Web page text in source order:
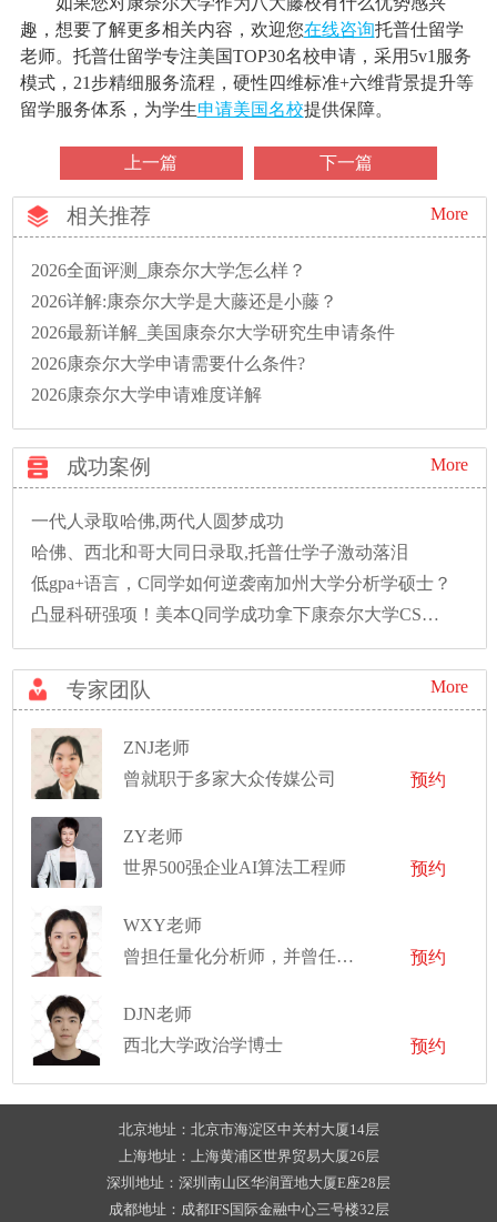
趣，想要了解更多相关内容，欢迎您在线咨询托普仕留学
老师。托普仕留学专注美国TOP30名校申请，采用5v1服务
模式，21步精细服务流程，硬性四维标准+六维背景提升等
留学服务体系，为学生申请美国名校提供保障。
上一篇 下一篇
相关推荐 More
2026全面评测_康奈尔大学怎么样？
2026详解:康奈尔大学是大藤还是小藤？
2026最新详解_美国康奈尔大学研究生申请条件
2026康奈尔大学申请需要什么条件?
2026康奈尔大学申请难度详解
成功案例 More
一代人录取哈佛,两代人圆梦成功
哈佛、西北和哥大同日录取,托普仕学子激动落泪
低gpa+语言，C同学如何逆袭南加州大学分析学硕士？
凸显科研强项！美本Q同学成功拿下康奈尔大学CS硕士录取！
专家团队 More
ZNJ老师
曾就职于多家大众传媒公司
预约
ZY老师
世界500强企业AI算法工程师
预约
WXY老师
曾担任量化分析师，并曾任职于公募基金及头部券商研究所,现于一家金融机构担任商务总监
预约
DJN老师
西北大学政治学博士
预约
北京地址：北京市海淀区中关村大厦14层
上海地址：上海黄浦区世界贸易大厦26层
深圳地址：深圳南山区华润置地大厦E座28层
成都地址：成都IFS国际金融中心三号楼32层